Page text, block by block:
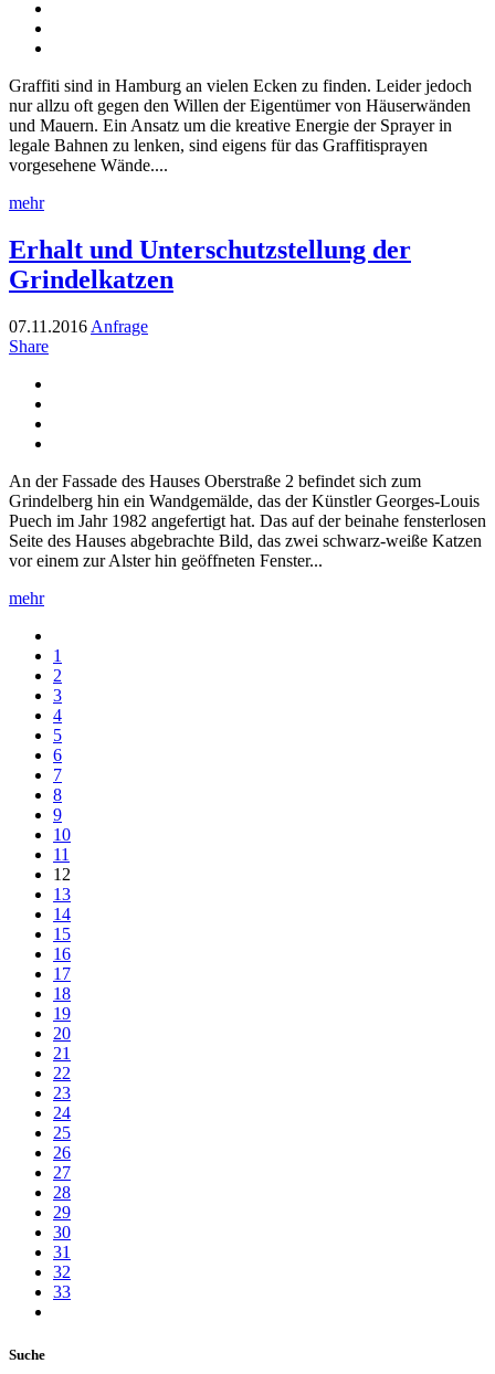
Graffiti sind in Hamburg an vielen Ecken zu finden. Leider jedoch
nur allzu oft gegen den Willen der Eigentümer von Häuserwänden
und Mauern. Ein Ansatz um die kreative Energie der Sprayer in
legale Bahnen zu lenken, sind eigens für das Graffitisprayen
vorgesehene Wände....
mehr
Erhalt und Unterschutzstellung der
Grindelkatzen
07.11.2016 Anfrage
Share
An der Fassade des Hauses Oberstraße 2 befindet sich zum
Grindelberg hin ein Wandgemälde, das der Künstler Georges-Louis
Puech im Jahr 1982 angefertigt hat. Das auf der beinahe fensterlosen
Seite des Hauses abgebrachte Bild, das zwei schwarz-weiße Katzen
vor einem zur Alster hin geöffneten Fenster...
mehr
1
2
3
4
5
6
7
8
9
10
11
12
13
14
15
16
17
18
19
20
21
22
23
24
25
26
27
28
29
30
31
32
33
Suche